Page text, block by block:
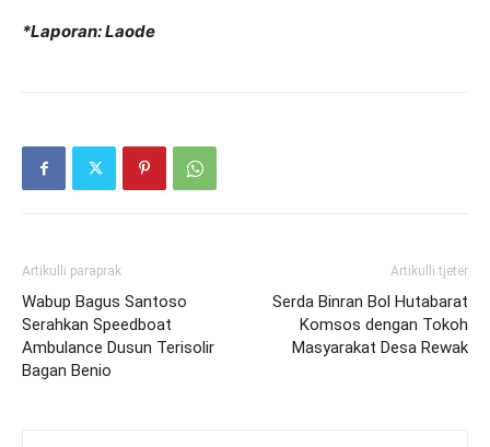
*Laporan: Laode
Artikulli paraprak
Wabup Bagus Santoso
Serahkan Speedboat
Ambulance Dusun Terisolir
Bagan Benio
Artikulli tjetër
Serda Binran Bol Hutabarat
Komsos dengan Tokoh
Masyarakat Desa Rewak